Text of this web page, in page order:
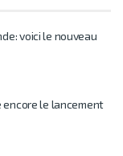
voici le nouveau
encore le lancement